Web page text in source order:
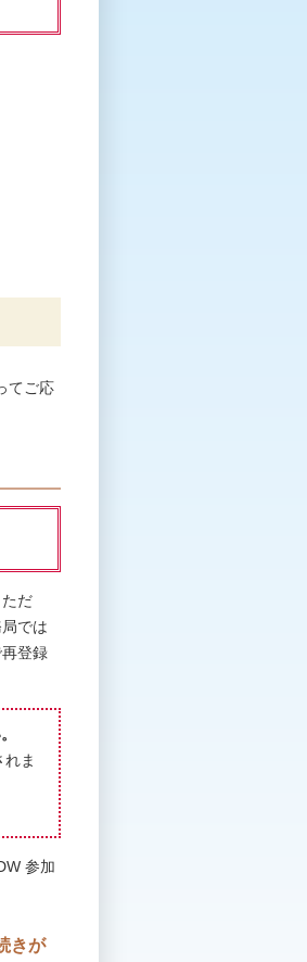
てご応
だ
では
登録
ま
参加
きが